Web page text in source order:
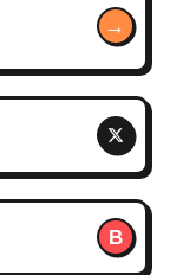
→
B